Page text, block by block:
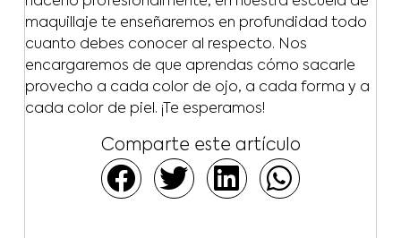
maquillaje te enseñaremos en profundidad todo
cuanto debes conocer al respecto. Nos
encargaremos de que aprendas cómo sacarle
provecho a cada color de ojo, a cada forma y a
cada color de piel. ¡Te esperamos!
Comparte este artículo